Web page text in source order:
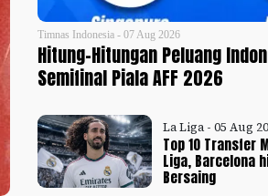
Timnas Indonesia - 07 Aug 2026
Hitung-Hitungan Peluang
Semifinal Piala AFF 2026
La Liga - 05 Aug
Top 10 Transfer
Liga, Barcelona
Bersaing